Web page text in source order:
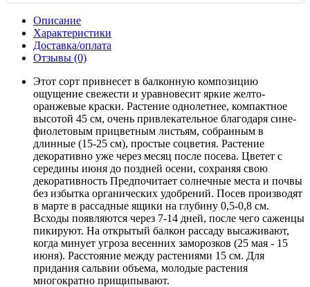
Описание
Характеристики
Доставка/оплата
Отзывы (0)
Этот сорт привнесет в балконную композицию
ощущение свежести и уравновесит яркие желто-
оранжевые краски. Растение однолетнее, компактное
высотой 45 см, очень привлекательное благодаря сине-
фиолетовым прицветным листьям, собранным в
длинные (15-25 см), простые соцветия. Растение
декоративно уже через месяц после посева. Цветет с
середины июня до поздней осени, сохраняя свою
декоративность Предпочитает солнечные места и почвы
без избытка органических удобрений. Посев производят
в марте в рассадные ящики на глубину 0,5-0,8 см.
Всходы появляются через 7-14 дней, после чего саженцы
пикируют. На открытый балкон рассаду высаживают,
когда минует угроза весенних заморозков (25 мая - 15
июня). Расстояние между растениями 15 см. Для
придания сальвии объема, молодые растения
многократно прищипывают.